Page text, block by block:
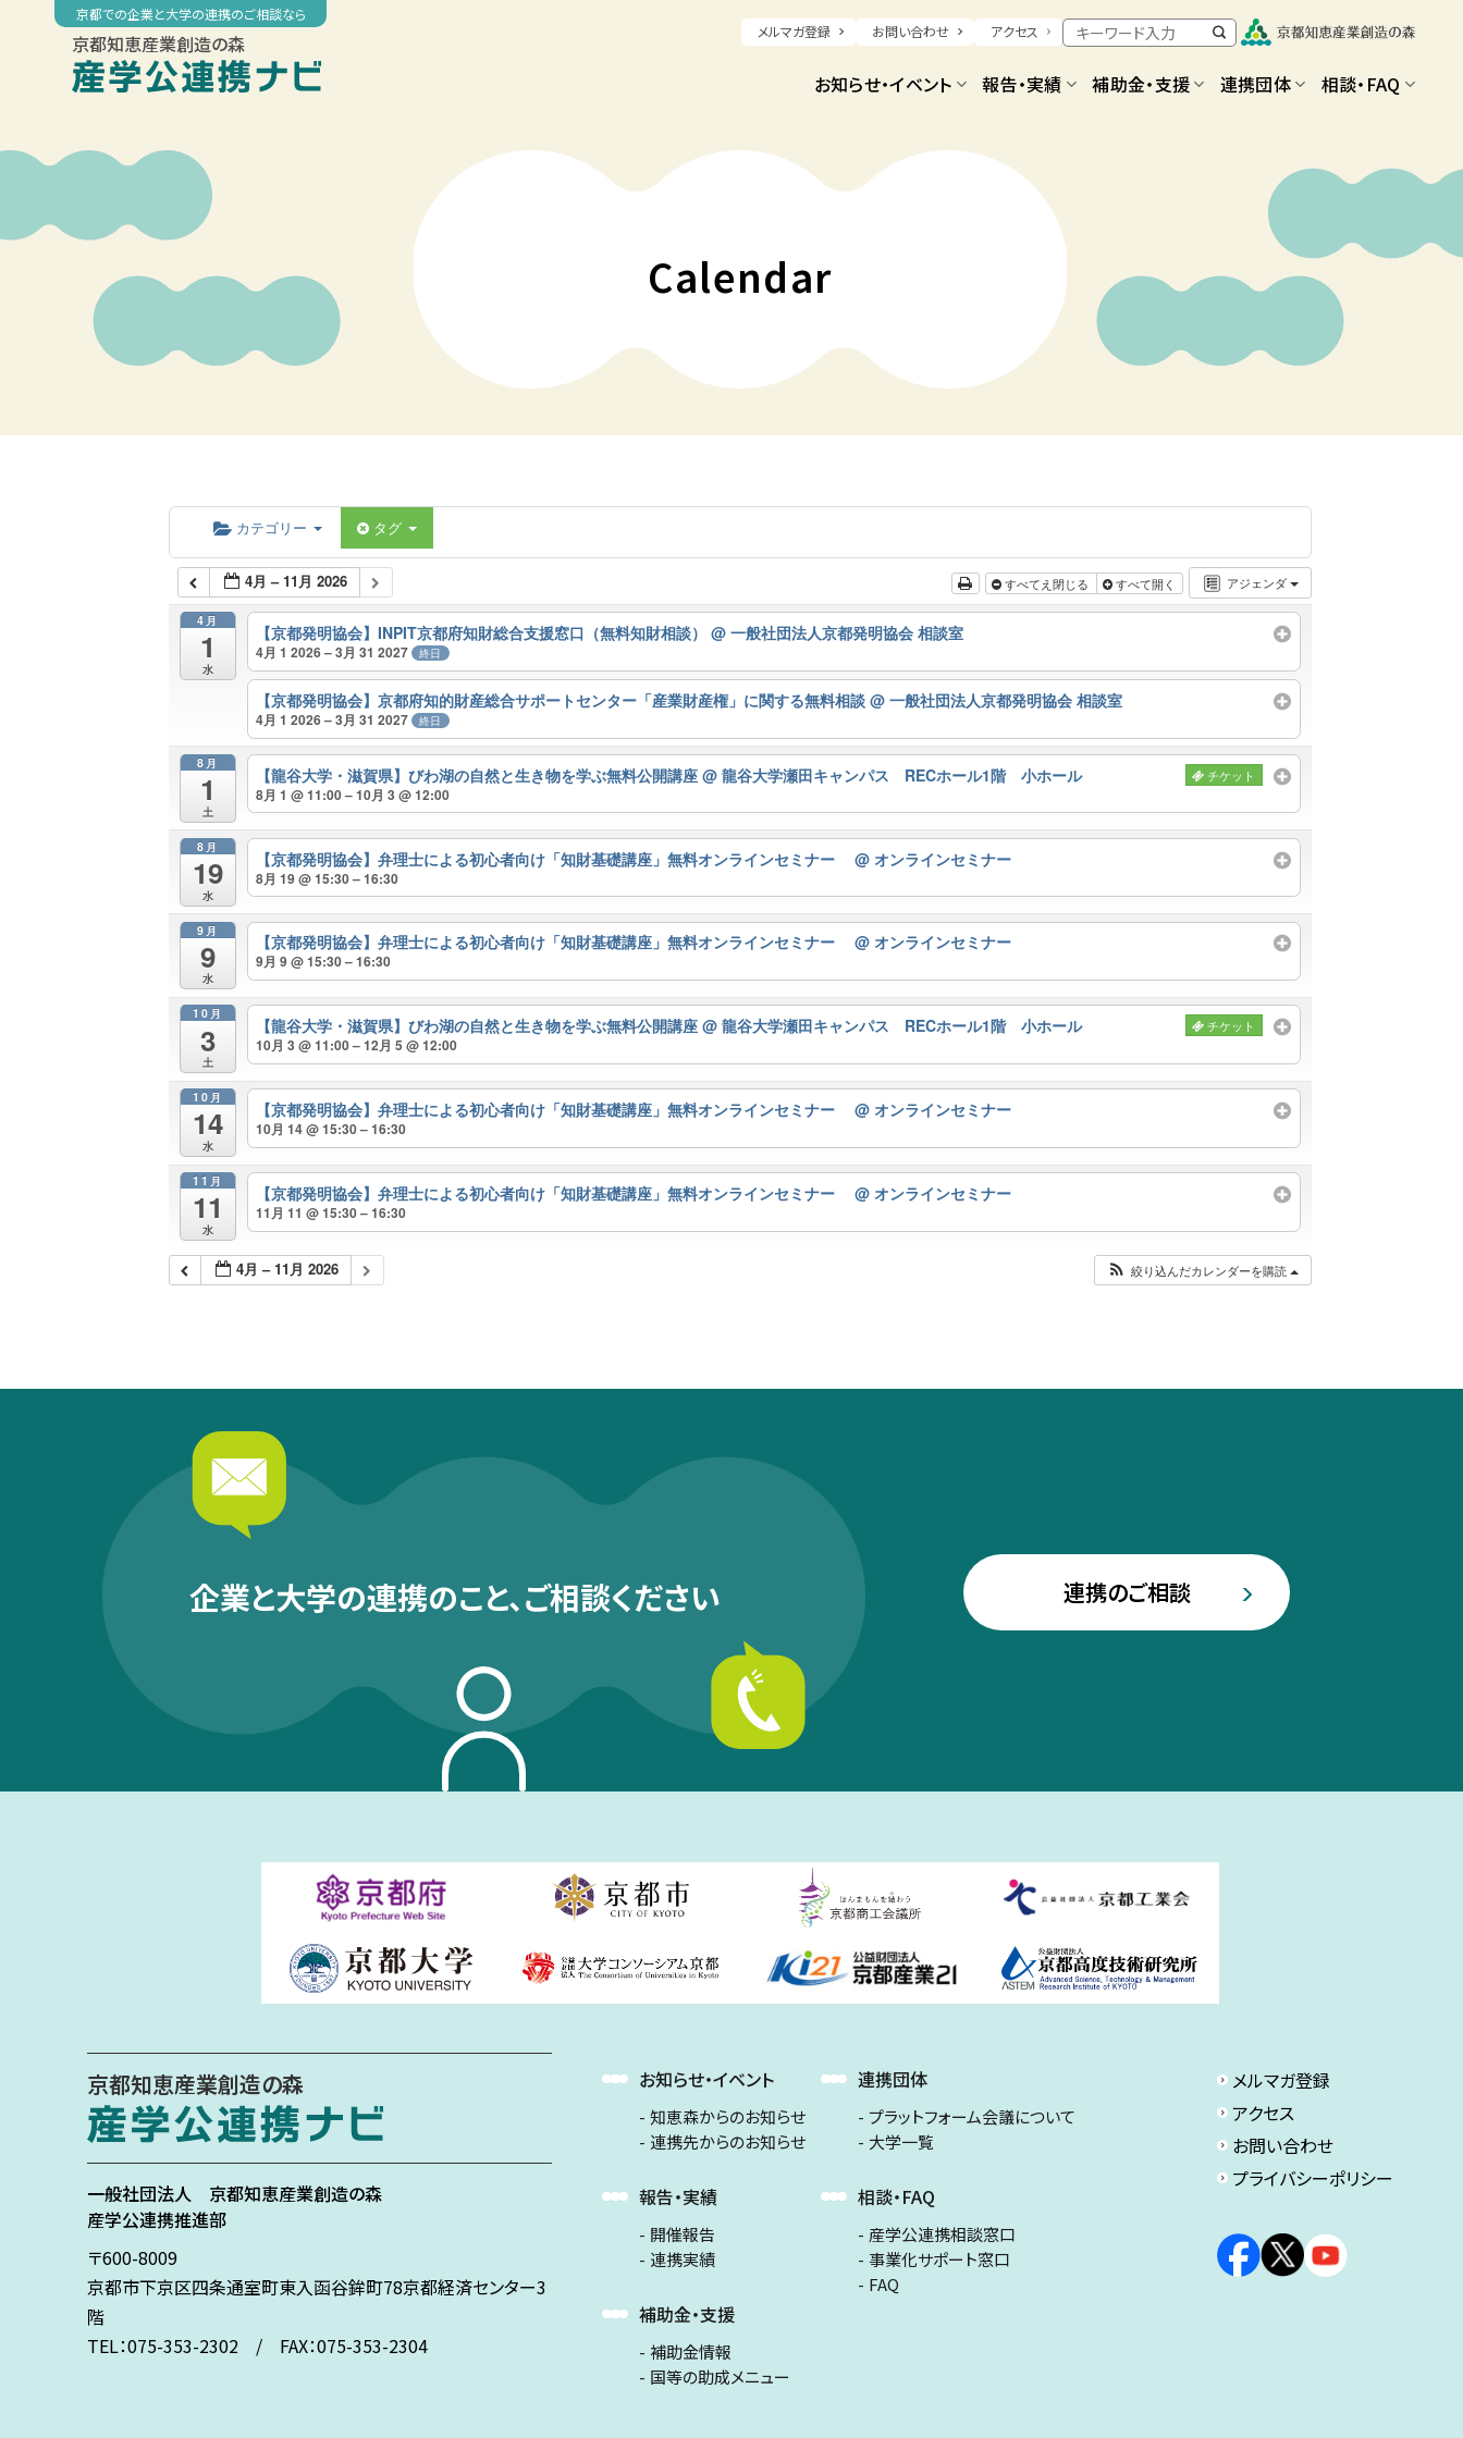
京都での企業と大学の連携のご相談なら
京都知恵産業創造の森 メルマガ登録 お問い合わせ アクセス
お知らせ・イベント 報告・実績 補助金・支援 連携団体 相談・FAQ
Calendar
カテゴリー タグ
アジェンダ
4月 – 11月 2026 すべてえ閉じる すべて開く
4月
1
水
【京都発明協会】INPIT京都府知財総合支援窓口（無料知財相談）@ 一般社団法人京都発明協会 相談室
4月 1 2026 – 3月 31 2027 終日
【京都発明協会】京都府知的財産総合サポートセンター「産業財産権」に関する無料相談@ 一般社団法人京都発明協会 相談室
4月 1 2026 – 3月 31 2027 終日
8月
1
土
【龍谷大学・滋賀県】びわ湖の自然と生き物を学ぶ無料公開講座@ 龍谷大学瀬田キャンパス RECホール1階 小ホール チケット
8月 1 @ 11:00 – 10月 3 @ 12:00
8月
19
水
【京都発明協会】弁理士による初心者向け「知財基礎講座」無料オンラインセミナー@ オンラインセミナー
8月 19 @ 15:30 – 16:30
9月
9
水
【京都発明協会】弁理士による初心者向け「知財基礎講座」無料オンラインセミナー@ オンラインセミナー
9月 9 @ 15:30 – 16:30
10月
3
土
【龍谷大学・滋賀県】びわ湖の自然と生き物を学ぶ無料公開講座@ 龍谷大学瀬田キャンパス RECホール1階 小ホール チケット
10月 3 @ 11:00 – 12月 5 @ 12:00
10月
14
水
【京都発明協会】弁理士による初心者向け「知財基礎講座」無料オンラインセミナー@ オンラインセミナー
10月 14 @ 15:30 – 16:30
11月
11
水
【京都発明協会】弁理士による初心者向け「知財基礎講座」無料オンラインセミナー@ オンラインセミナー
11月 11 @ 15:30 – 16:30
4月 – 11月 2026 絞り込んだカレンダーを購読
企業と大学の連携のこと、ご相談ください 連携のご相談
京都知恵産業創造の森
一般社団法人 京都知恵産業創造の森
産学公連携推進部
〒600-8009
京都市下京区四条通室町東入函谷鉾町78京都経済センター3
階
TEL：075-353-2302 / FAX：075-353-2304
お知らせ・イベント
知恵森からのお知らせ
連携先からのお知らせ
報告・実績
開催報告
連携実績
補助金・支援
補助金情報
国等の助成メニュー
連携団体
プラットフォーム会議について
大学一覧
相談・FAQ
産学公連携相談窓口
事業化サポート窓口
FAQ
メルマガ登録
アクセス
お問い合わせ
プライバシーポリシー